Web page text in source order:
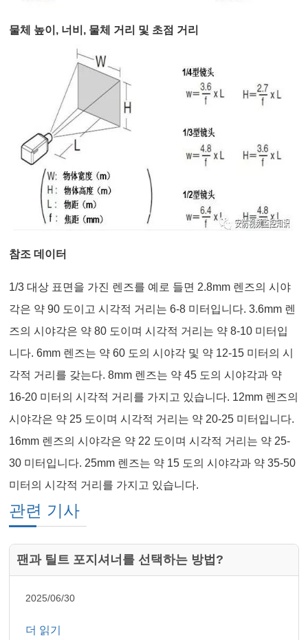
물체 높이, 너비, 물체 거리 및 초점 거리
참조 데이터
1/3 대상 표면을 가진 렌즈를 예로 들면 2.8mm 렌즈의 시야
각은 약 90 도이고 시각적 거리는 6-8 미터입니다. 3.6mm 렌
즈의 시야각은 약 80 도이며 시각적 거리는 약 8-10 미터입
니다. 6mm 렌즈는 약 60 도의 시야각 및 약 12-15 미터의 시
각적 거리를 갖는다. 8mm 렌즈는 약 45 도의 시야각과 약
16-20 미터의 시각적 거리를 가지고 있습니다. 12mm 렌즈의
시야각은 약 25 도이며 시각적 거리는 약 20-25 미터입니다.
16mm 렌즈의 시야각은 약 22 도이며 시각적 거리는 약 25-
30 미터입니다. 25mm 렌즈는 약 15 도의 시야각과 약 35-50
미터의 시각적 거리를 가지고 있습니다.
관련 기사
팬과 틸트 포지셔너를 선택하는 방법?
2025/06/30
더 읽기